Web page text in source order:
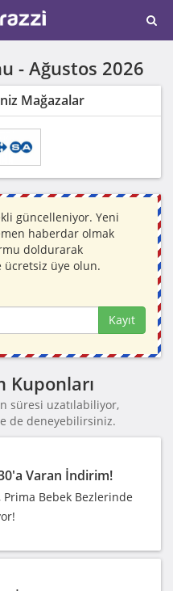
- Ağustos 2026
Mağazalar
güncelleniyor. Yeni
haberdar olmak
doldurarak
üye olun.
Kayıt
Kuponları
süresi uzatılabiliyor,
de deneyebilirsiniz.
Varan İndirim!
Bebek Bezlerinde